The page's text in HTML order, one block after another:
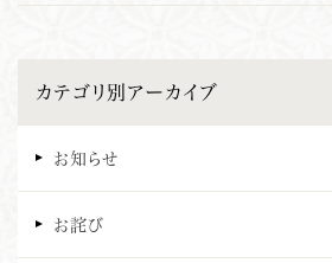
カテゴリ別アーカイブ
お知らせ
お詫び